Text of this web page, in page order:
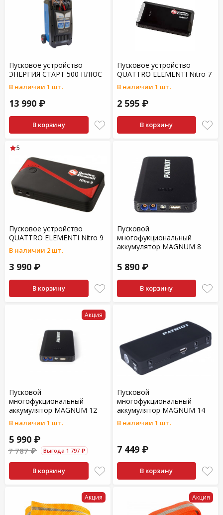
Пусковое устройство
ЭНЕРГИЯ СТАРТ 500 ПЛЮС
В наличии 1 шт.
13 990 ₽
В корзину
Пусковое устройство
QUATTRO ELEMENTI Nitro 7
В наличии 1 шт.
2 595 ₽
В корзину
Пусковое устройство
QUATTRO ELEMENTI Nitro 9
В наличии 2 шт.
3 990 ₽
В корзину
5
Пусковой
многофукциональный
аккумулятор MAGNUM 8
5 890 ₽
В корзину
Акция
Пусковой
многофукциональный
аккумулятор MAGNUM 12
В наличии 1 шт.
5 990 ₽
7 787 ₽ Выгода 1 797 ₽
В корзину
Пусковой
многофукциональный
аккумулятор MAGNUM 14
В наличии 1 шт.
7 449 ₽
В корзину
Акция Акция